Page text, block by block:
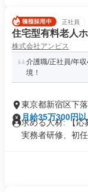
正社員
住宅型有料老人
株式会社アンビス
介護職/正社員/年
境！
東京都新宿区下
月給35万300円以
求める人材: 【
実務者研修、初任